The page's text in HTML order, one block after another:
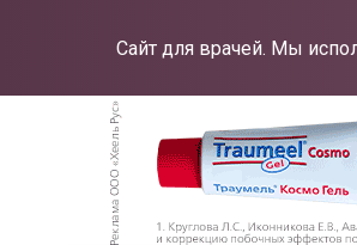
Сайт для врачей. Мы